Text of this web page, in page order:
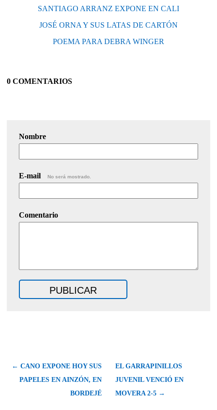
SANTIAGO ARRANZ EXPONE EN CALI
JOSÉ ORNA Y SUS LATAS DE CARTÓN
POEMA PARA DEBRA WINGER
0 COMENTARIOS
Nombre
E-mail No será mostrado.
Comentario
← CANO EXPONE HOY SUS
PAPELES EN AINZÓN, EN
BORDEJÉ
EL GARRAPINILLOS
JUVENIL VENCIÓ EN
MOVERA 2-5 →